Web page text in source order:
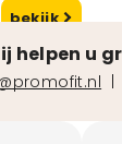
bekijk
helpen u